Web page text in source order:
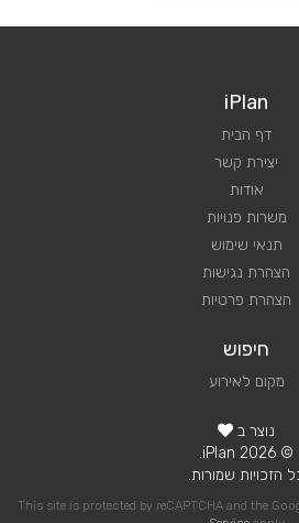
iPlan
דף הבית
יצירת קשר
אודות
משרות פנויות
תנאי שימוש
הצהרת נגישות
הצהרת פרטיות
חיפוש
מקום לאירוע
נוצר ב
© 2026 iPlan.
הזכויות שמורות.
This site is protected by reCAPTCHA and the